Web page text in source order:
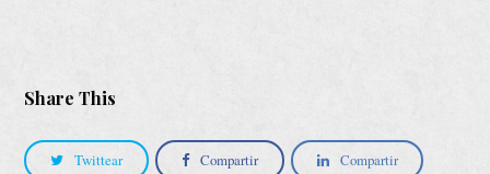
Share This
Twittear Compartir Compartir